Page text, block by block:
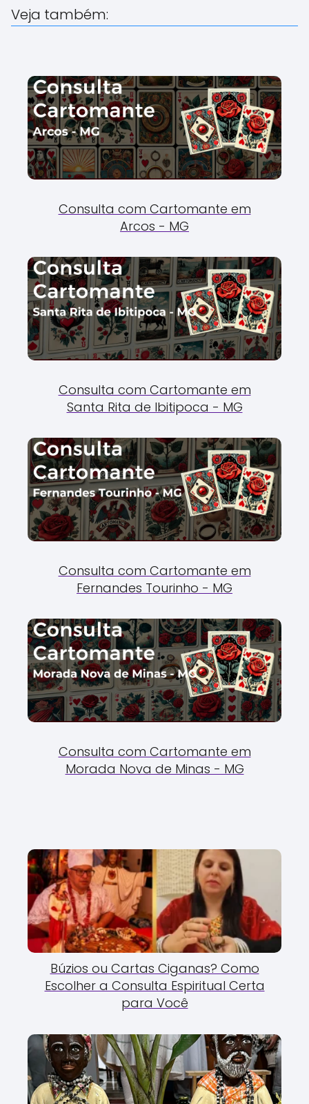
Veja também:
Consulta com Cartomante em
Arcos - MG
Consulta com Cartomante em
Santa Rita de Ibitipoca - MG
Consulta com Cartomante em
Fernandes Tourinho - MG
Consulta com Cartomante em
Morada Nova de Minas - MG
Búzios ou Cartas Ciganas? Como
Escolher a Consulta Espiritual Certa
para Você